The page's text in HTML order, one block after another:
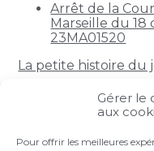
Gérer le
aux
Pour offrir les meilleures
Arrêt de la
Marseille du 18
23MA01520
La petite histoire du